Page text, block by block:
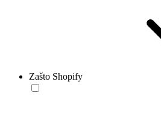
Zašto Shopify